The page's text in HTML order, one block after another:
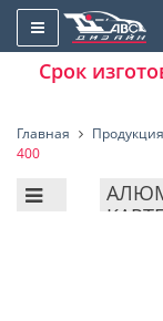
Срок
Главная Продукция
400